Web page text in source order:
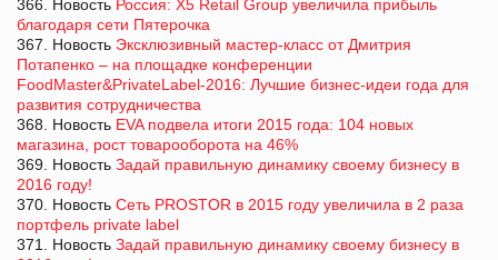
366. Новость Россия: X5 Retail Group увеличила прибыль
благодаря сети Пятерочка
367. Новость Эксклюзивный мастер-класс от Дмитрия
Потапенко – на площадке конференции
FoodMaster&PrivateLabel-2016: Лучшие бизнес-идеи года для
развития сотрудничества
368. Новость EVA подвела итоги 2015 года: 104 новых
магазина, рост товарооборота на 46%
369. Новость Задай правильную динамику своему бизнесу в
2016 году!
370. Новость Сеть PROSTOR в 2015 году увеличила в 2 раза
портфель private label
371. Новость Задай правильную динамику своему бизнесу в